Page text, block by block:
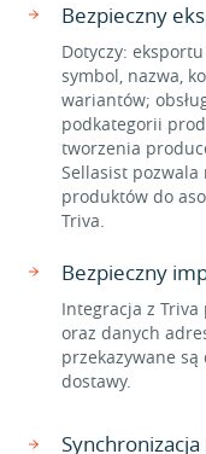
Bezpieczny
Dotyczy:
symbol, nazwa,
wariantów;
podkategorii
tworzenia
Sellasist
produktów do
Triva.
Bezpieczny
Integracja z
oraz danych
przekazywane
dostawy.